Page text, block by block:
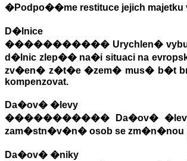
�Podpo��me restituce jejich majetku
D�lnice
����������� Urychlen�
d�lnic zlep�� na�i situaci na
zv�en� z�t�e �zem� mus� b�t
kompenzovat.
Da�ov� �levy
����������� Da�ov�
zam�stn�v�n� osob se zm�n�nou
Da�ov� �niky